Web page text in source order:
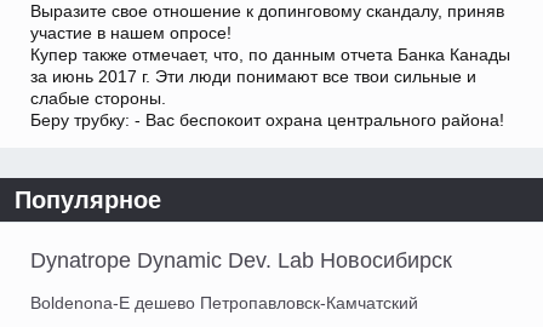
Выразите свое отношение к допинговому скандалу, приняв
участие в нашем опросе!
Купер также отмечает, что, по данным отчета Банка Канады
за июнь 2017 г. Эти люди понимают все твои сильные и
слабые стороны.
Беру трубку: - Вас беспокоит охрана центрального района!
Популярное
Dynatrope Dynamic Dev. Lab Новосибирск
Boldenona-E дешево Петропавловск-Камчатский